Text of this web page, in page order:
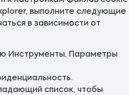
выполните следующие
в зависимости от
Инструменты, Параметры
список, чтобы